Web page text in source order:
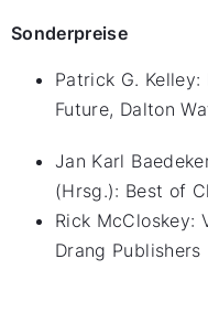
Sonderpreise
Patrick G.
Future, Dalton
Jan Karl
(Hrsg.): Best of
Rick McCloskey:
Drang Publishers